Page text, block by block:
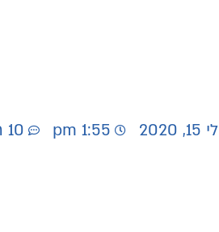
2020
1:55 pm 10 תגובות